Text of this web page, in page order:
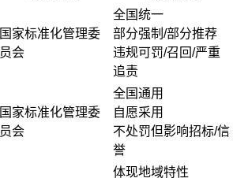
国家标准化管理委
员会
全国统一
部分强制/部分推荐
违规可罚/召回/严重
追责
国家标准化管理委
员会
全国通用
自愿采用
不处罚但影响招标/信
誉
体现地域特性